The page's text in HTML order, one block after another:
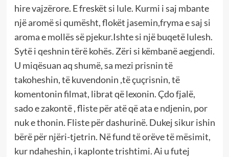
hire vajzërore. E freskët si lule. Kurmi i saj mbante
një aromë si qumësht, flokët jasemin,fryma e saj si
aroma e mollës së pjekur.Ishte si një buqetë lulesh.
Sytë i qeshnin tërë kohës. Zëri si këmbanë aegjendi.
U miqësuan aq shumë, sa mezi prisnin të
takoheshin, të kuvendonin ,të çuçrisnin, të
komentonin filmat, librat që lexonin. Çdo fjalë,
sado e zakontë , fliste për atë që ata e ndjenin, por
nuk e thonin. Fliste për dashurinë. Dukej sikur ishin
bërë për njëri-tjetrin. Në fund të orëve të mësimit,
kur ndaheshin, i kaplonte trishtimi. Ai u futej